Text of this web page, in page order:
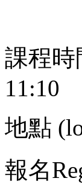
課程時
11:10
地點
報名